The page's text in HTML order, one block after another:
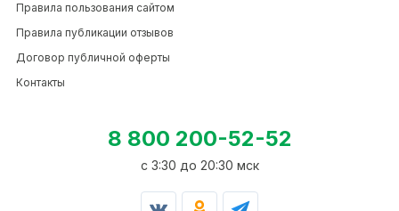
Правила пользования сайтом
Правила публикации отзывов
Договор публичной оферты
Контакты
8 800 200-52-52
c 3:30 до 20:30 мск